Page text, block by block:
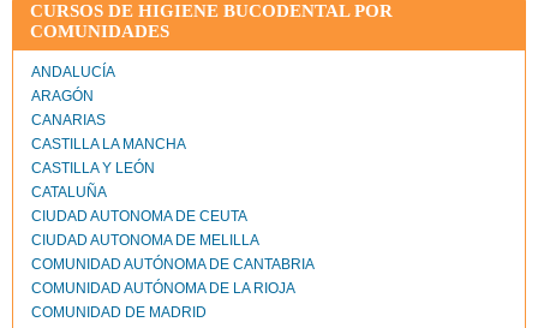
CURSOS DE HIGIENE BUCODENTAL POR
COMUNIDADES
ANDALUCÍA
ARAGÓN
CANARIAS
CASTILLA LA MANCHA
CASTILLA Y LEÓN
CATALUÑA
CIUDAD AUTONOMA DE CEUTA
CIUDAD AUTONOMA DE MELILLA
COMUNIDAD AUTÓNOMA DE CANTABRIA
COMUNIDAD AUTÓNOMA DE LA RIOJA
COMUNIDAD DE MADRID